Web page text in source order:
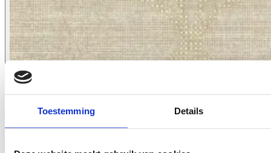
Toestemming Details
2617.33